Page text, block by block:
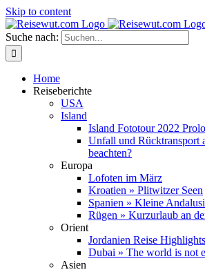
Skip to content
Suche nach:
Home
Reiseberichte
USA
Island
Island Fototour 2022
Unfall und Rücktransport
beachten?
Europa
Lofoten im März
Kroatien » Plitwitzer Seen
Spanien » Kleine
Rügen » Kurzurlaub an
Orient
Jordanien Reise
Dubai » The world is not
Asien